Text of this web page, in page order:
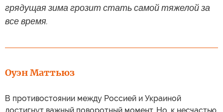
грядущая зима грозит стать самой тяжелой за
все время.
Оуэн Маттьюз
В противостоянии между Россией и Украиной